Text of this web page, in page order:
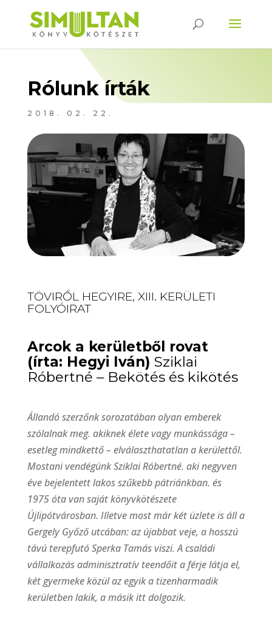
Rólunk írták
2018. 02. 22.
TÖVIRŐL HEGYIRE, XIII. KERÜLETI
FOLYÓIRAT
Arcok a kerületből rovat
(írta: Hegyi Iván) Sziklai
Róbertné – Bekötés és kikötés
Állandó szerzőnk sorozatában olyan emberek
szólalnak meg. akiknek élete vagy munkássága –
esetleg mindkettő – elválaszthatatlan a kerülettől.
Mostani vendégünk Sziklai Róbertné. aki negyven
éve bejelentett lakos szűkebb pátriánkban. és
1975 óta van saját könyvkötészete
Újlipótvárosban. Illetve most már két üzlete is áll a
Gergely Győző utcában: az újabbat veje, a hosszú
távú terepfutó Sperka Tamás viszi. A családi
vállalkozás adminisztratív teendőit a férje látja el,
két gyermeke közül az egyik a tizenharmadik
kerületben lakik, a másik itt dolgozik.